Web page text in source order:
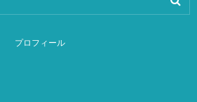
プロフィール